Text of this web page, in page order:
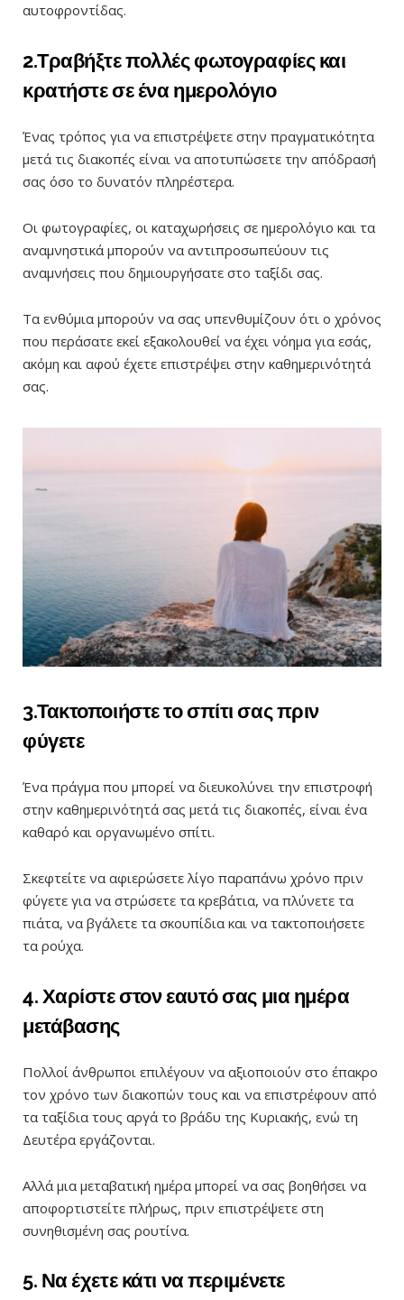
αυτοφροντίδας.
2.Τραβήξτε πολλές φωτογραφίες και
κρατήστε σε ένα ημερολόγιο
Ένας τρόπος για να επιστρέψετε στην πραγματικότητα
μετά τις διακοπές είναι να αποτυπώσετε την απόδρασή
σας όσο το δυνατόν πληρέστερα.
Οι φωτογραφίες, οι καταχωρήσεις σε ημερολόγιο και τα
αναμνηστικά μπορούν να αντιπροσωπεύουν τις
αναμνήσεις που δημιουργήσατε στο ταξίδι σας.
Tα ενθύμια μπορούν να σας υπενθυμίζουν ότι ο χρόνος
που περάσατε εκεί εξακολουθεί να έχει νόημα για εσάς,
ακόμη και αφού έχετε επιστρέψει στην καθημερινότητά
σας.
3.Τακτοποιήστε το σπίτι σας πριν
φύγετε
Ένα πράγμα που μπορεί να διευκολύνει την επιστροφή
στην καθημερινότητά σας μετά τις διακοπές, είναι ένα
καθαρό και οργανωμένο σπίτι.
Σκεφτείτε να αφιερώσετε λίγο παραπάνω χρόνο πριν
φύγετε για να στρώσετε τα κρεβάτια, να πλύνετε τα
πιάτα, να βγάλετε τα σκουπίδια και να τακτοποιήσετε
τα ρούχα.
4. Χαρίστε στον εαυτό σας μια ημέρα
μετάβασης
Πολλοί άνθρωποι επιλέγουν να αξιοποιούν στο έπακρο
τον χρόνο των διακοπών τους και να επιστρέφουν από
τα ταξίδια τους αργά το βράδυ της Κυριακής, ενώ τη
Δευτέρα εργάζονται.
Αλλά μια μεταβατική ημέρα μπορεί να σας βοηθήσει να
αποφορτιστείτε πλήρως, πριν επιστρέψετε στη
συνηθισμένη σας ρουτίνα.
5. Να έχετε κάτι να περιμένετε